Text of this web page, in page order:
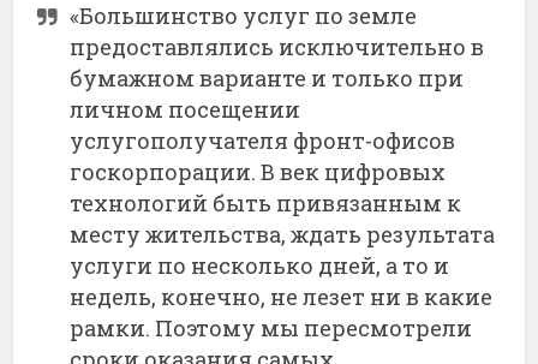
«Большинство услуг по земле
предоставлялись исключительно в
бумажном варианте и только при
личном посещении
услугополучателя фронт-офисов
госкорпорации. В век цифровых
технологий быть привязанным к
месту жительства, ждать результата
услуги по несколько дней, а то и
недель, конечно, не лезет ни в какие
рамки. Поэтому мы пересмотрели